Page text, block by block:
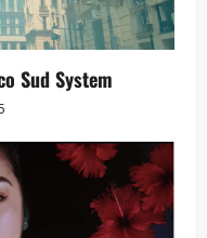
Sud System